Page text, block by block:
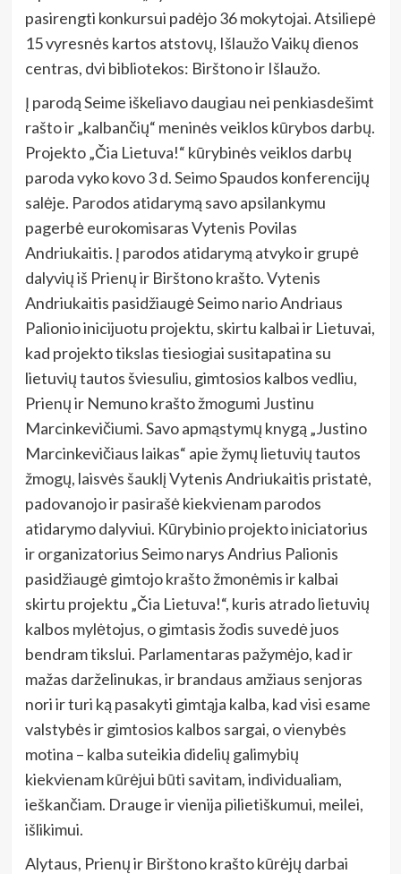
pasirengti konkursui padėjo 36 mokytojai. Atsiliepė
15 vyresnės kartos atstovų, Išlaužo Vaikų dienos
centras, dvi bibliotekos: Birštono ir Išlaužo.
Į parodą Seime iškeliavo daugiau nei penkiasdešimt
rašto ir „kalbančių“ meninės veiklos kūrybos darbų.
Projekto „Čia Lietuva!“ kūrybinės veiklos darbų
paroda vyko kovo 3 d. Seimo Spaudos konferencijų
salėje. Parodos atidarymą savo apsilankymu
pagerbė eurokomisaras Vytenis Povilas
Andriukaitis. Į parodos atidarymą atvyko ir grupė
dalyvių iš Prienų ir Birštono krašto. Vytenis
Andriukaitis pasidžiaugė Seimo nario Andriaus
Palionio inicijuotu projektu, skirtu kalbai ir Lietuvai,
kad projekto tikslas tiesiogiai susitapatina su
lietuvių tautos šviesuliu, gimtosios kalbos vedliu,
Prienų ir Nemuno krašto žmogumi Justinu
Marcinkevičiumi. Savo apmąstymų knygą „Justino
Marcinkevičiaus laikas“ apie žymų lietuvių tautos
žmogų, laisvės šauklį Vytenis Andriukaitis pristatė,
padovanojo ir pasirašė kiekvienam parodos
atidarymo dalyviui. Kūrybinio projekto iniciatorius
ir organizatorius Seimo narys Andrius Palionis
pasidžiaugė gimtojo krašto žmonėmis irkalbai
skirtu projektu „Čia Lietuva!“, kuris atrado lietuvių
kalbos mylėtojus, o gimtasis žodis suvedė juos
bendram tikslui. Parlamentaras pažymėjo, kad ir
mažas darželinukas, ir brandaus amžiaus senjoras
nori ir turi ką pasakyti gimtąja kalba, kad visi esame
valstybės ir gimtosios kalbos sargai, o vienybės
motina – kalba suteikia didelių galimybių
kiekvienam kūrėjui būti savitam, individualiam,
ieškančiam. Drauge ir vienija pilietiškumui, meilei,
išlikimui.
Alytaus, Prienų ir Birštono krašto kūrėjų darbai